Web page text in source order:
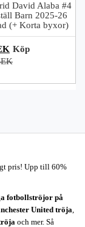
David Alaba #4
Barn 2025-26
(+ Korta byxor)
Köp
pris! Upp till 60%
fotbollströjor på
United tröja,
och mer. Så